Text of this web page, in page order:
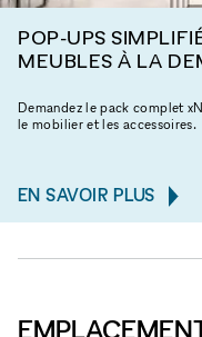
POP-UPS
MEUBLES À LA
Demandez le pack complet
le mobilier et les accessoires.
EN SAVOIR PLUS